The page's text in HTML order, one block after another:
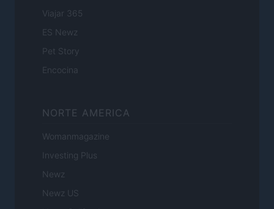
Viajar 365
ES Newz
Pet Story
Encocina
NORTE AMERICA
Womanmagazine
Investing Plus
Newz
Newz US